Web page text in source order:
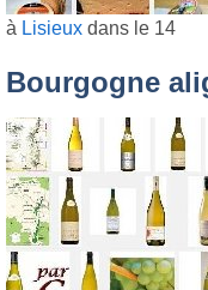
à Lisieux dans le 14
Bourgogne